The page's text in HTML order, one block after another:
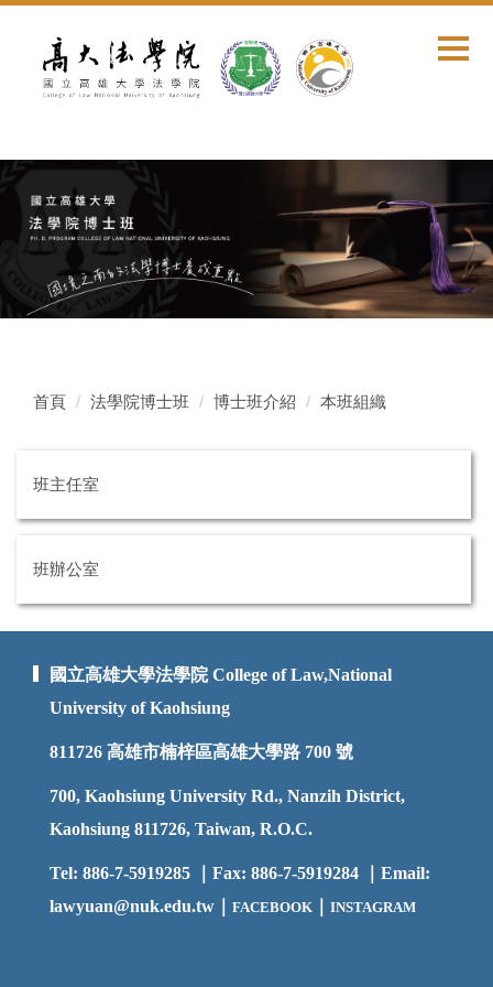
區
首頁 法學院博士班 博士班介紹 本班組織
班主任室
班辦公室
國立高雄大學法學院 College of Law,National
University of Kaohsiung
811726 高雄市楠梓區高雄大學路 700 號
700, Kaohsiung University Rd., Nanzih District,
Kaohsiung 811726, Taiwan, R.O.C.
Tel: 886-7-5919285 ｜Fax: 886-7-5919284 ｜Email:
lawyuan@nuk.edu.tw｜ FACEBOOK INSTAGRAM